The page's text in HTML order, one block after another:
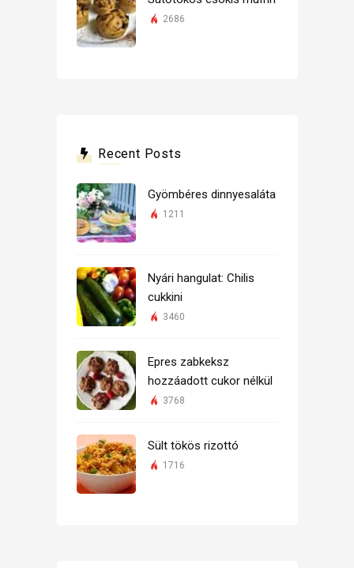
2686
Recent Posts
Gyömbéres dinnyesaláta
1211
Nyári hangulat: Chilis
cukkini
3460
Epres zabkeksz
hozzáadott cukor nélkül
3768
Sült tökös rizottó
1716